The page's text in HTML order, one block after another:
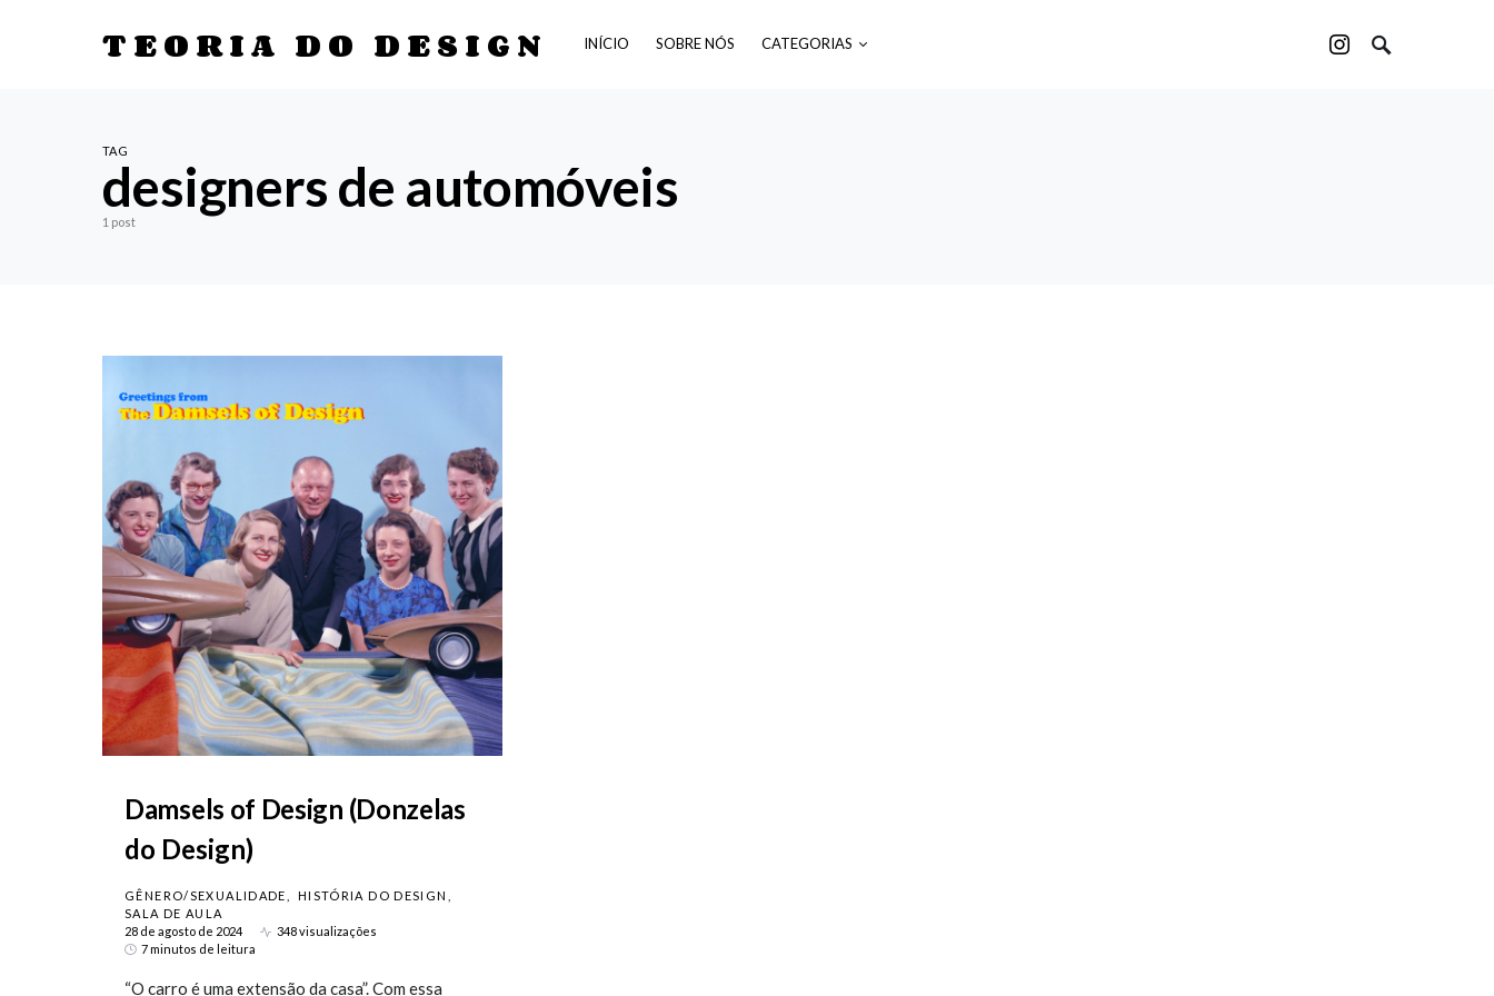
TEORIA DO DESIGN INÍCIO SOBRE NÓS CATEGORIAS
TAG
designers de automóveis
1 post
Damsels of Design (Donzelas
do Design)
GÊNERO/SEXUALIDADE
HISTÓRIA DO DESIGN
SALA DE AULA
28 de agosto de 2024
348 visualizações
7 minutos de leitura
“O carro é uma extensão da casa”. Com essa